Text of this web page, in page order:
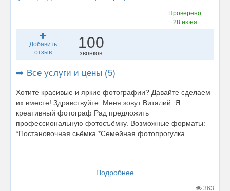
Проверено
28 июня
Добавить
отзыв
100
звонков
➡️ Все услуги и цены (5)
Хотите красивые и яркие фотографии? Давайте сделаем
их вместе! Здравствуйте. Меня зовут Виталий. Я
креативный фотограф Рад предложить
профессиональную фотосъёмку. Возможные форматы:
*Постановочная сьёмка *Семейная фотопрогулка...
Подробнее
363